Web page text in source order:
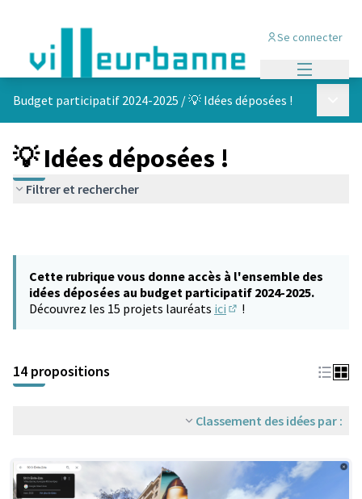
Se connecter
Budget participatif 2024-2025 /💡 Idées déposées !
💡 Idées déposées !
Filtrer et rechercher
Cette rubrique vous donne accès à l'ensemble des
idées déposées au budget participatif 2024-2025.
Découvrez les 15 projets lauréats ici !
14 propositions
Classement des idées par :